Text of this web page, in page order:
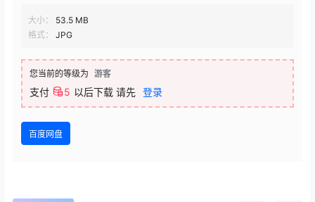
大小：
53.5 MB
格式：
JPG
您当前的等级为 游客
支付 5 以后下载 请先 登录
百度网盘